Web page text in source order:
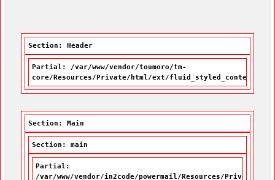
Section: Header
Partial: /var/www/vendor/toumoro/tm-
core/Resources/Private/html/ext/fluid_styled_content/
Section: Main
Section: main
Partial:
/var/www/vendor/in2code/powermail/Resources/Private/